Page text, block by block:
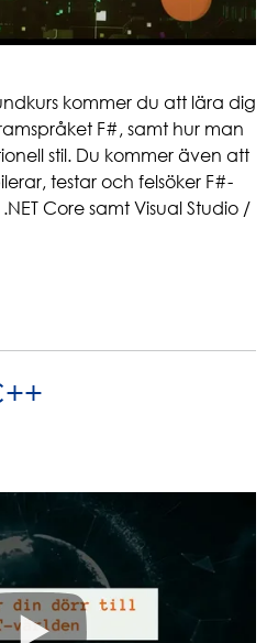
kommer du att lära dig
F#, samt hur man
stil. Du kommer även att
testar och felsöker F#-
Core samt Visual Studio /